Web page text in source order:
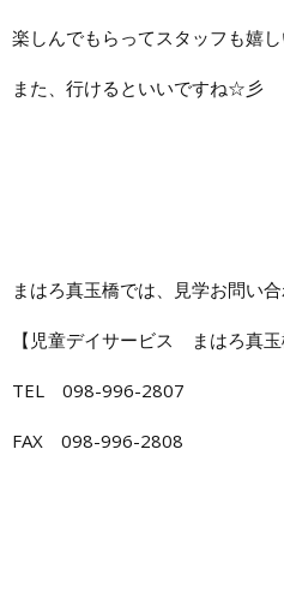
楽しんでもらってスタッフも嬉
また、行けるといいですね☆彡
まはろ真玉橋では、見学お問い
【児童デイサービス まはろ真玉
TEL 098-996-2807
FAX 098-996-2808